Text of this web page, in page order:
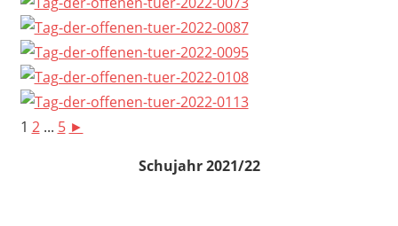
1 2 ... 5 ►
Schujahr 2021/22